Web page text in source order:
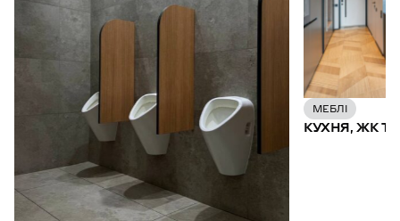
МЕБЛІ
КУХНЯ, ЖК